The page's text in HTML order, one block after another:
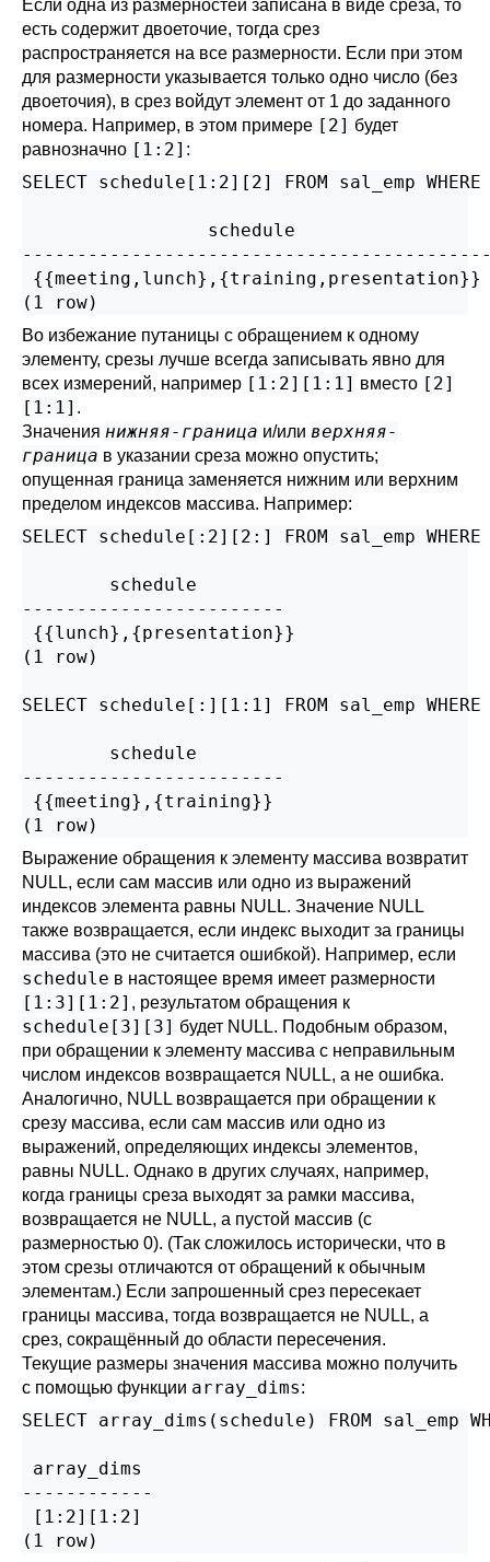
Если одна из размерностей записана в виде среза, то
есть содержит двоеточие, тогда срез
распространяется на все размерности. Если при этом
для размерности указывается только одно число (без
двоеточия), в срез войдут элемент от 1 до заданного
номера. Например, в этом примере [2] будет
равнозначно [1:2] :
SELECT schedule[1:2][2] FROM sal_emp
                 schedule
{{meeting,lunch},{training,presentation}}
(1 row)
Во избежание путаницы с обращением к одному
элементу, срезы лучше всегда записывать явно для
всех измерений, например [1:2][1:1] вместо [2]
[1:1] .
Значения нижняя-граница и/или верхняя-
граница в указании среза можно опустить;
опущенная граница заменяется нижним или верхним
пределом индексов массива. Например:
SELECT schedule[:2][2:] FROM sal_emp
        schedule
------------------------
{{lunch},{presentation}}
(1 row)
SELECT schedule[:][1:1] FROM sal_emp
        schedule
------------------------
{{meeting},{training}}
(1 row)
Выражение обращения к элементу массива возвратит
NULL, если сам массив или одно из выражений
индексов элемента равны NULL. Значение NULL
также возвращается, если индекс выходит за границы
массива (это не считается ошибкой). Например, если
schedule в настоящее время имеет размерности
[1:3][1:2] , результатом обращения к
schedule[3][3] будет NULL. Подобным образом,
при обращении к элементу массива с неправильным
числом индексов возвращается NULL, а не ошибка.
Аналогично, NULL возвращается при обращении к
срезу массива, если сам массив или одно из
выражений, определяющих индексы элементов,
равны NULL. Однако в других случаях, например,
когда границы среза выходят за рамки массива,
возвращается не NULL, а пустой массив (с
размерностью 0). (Так сложилось исторически, что в
этом срезы отличаются от обращений к обычным
элементам.) Если запрошенный срез пересекает
границы массива, тогда возвращается не NULL, а
срез, сокращённый до области пересечения.
Текущие размеры значения массива можно получить
с помощью функции array_dims:
SELECT array_dims(schedule) FROM sal_emp
array_dims
------------
[1:2][1:2]
(1 row)